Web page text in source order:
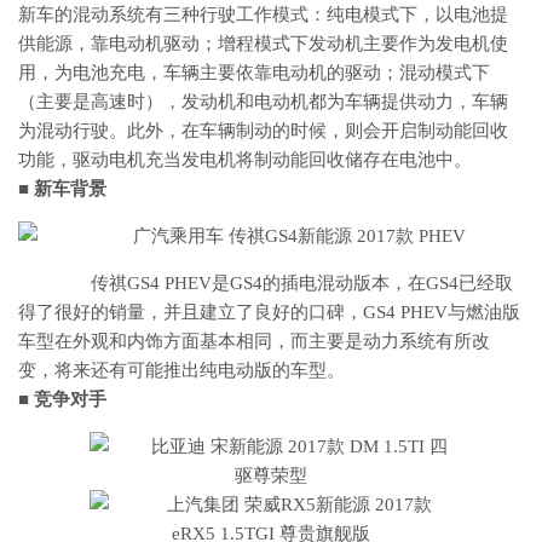
新车的混动系统有三种行驶工作模式：纯电模式下，以电池提
供能源，靠电动机驱动；增程模式下发动机主要作为发电机使
用，为电池充电，车辆主要依靠电动机的驱动；混动模式下
（主要是高速时），发动机和电动机都为车辆提供动力，车辆
为混动行驶。此外，在车辆制动的时候，则会开启制动能回收
功能，驱动电机充当发电机将制动能回收储存在电池中。
■ 新车背景
传祺GS4 PHEV是GS4的插电混动版本，在GS4已经取
得了很好的销量，并且建立了良好的口碑，GS4 PHEV与燃油版
车型在外观和内饰方面基本相同，而主要是动力系统有所改
变，将来还有可能推出纯电动版的车型。
■ 竞争对手